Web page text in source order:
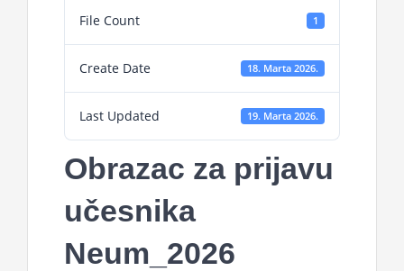
File Count 1
Create Date 18. Marta 2026.
Last Updated 19. Marta 2026.
Obrazac za prijavu
učesnika
Neum_2026